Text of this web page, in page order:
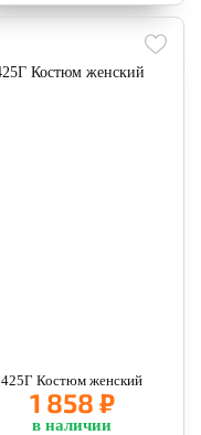
425Г Костюм женский
1 858 ₽
в наличии